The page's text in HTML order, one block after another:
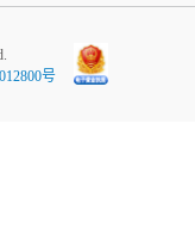
号